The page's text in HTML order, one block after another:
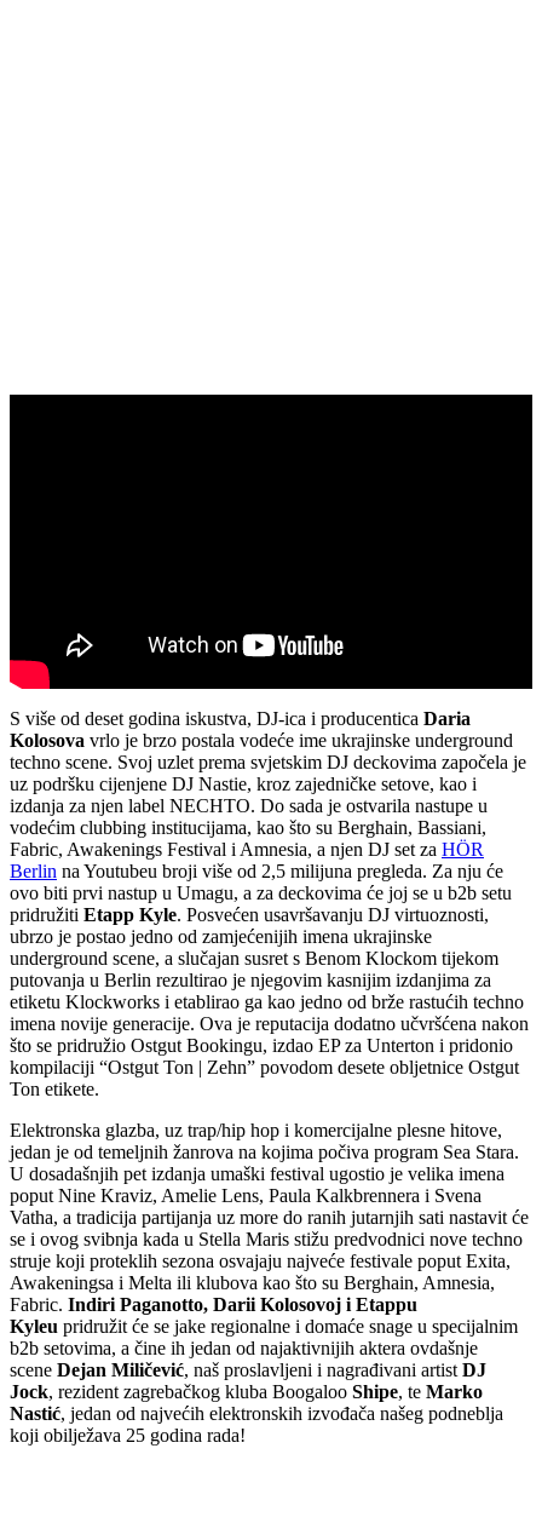
S više od deset godina iskustva, DJ-ica i producentica Daria
Kolosova vrlo je brzo postala vodeće ime ukrajinske underground
techno scene. Svoj uzlet prema svjetskim DJ deckovima započela je
uz podršku cijenjene DJ Nastie, kroz zajedničke setove, kao i
izdanja za njen label NECHTO. Do sada je ostvarila nastupe u
vodećim clubbing institucijama, kao što su Berghain, Bassiani,
Fabric, Awakenings Festival i Amnesia, a njen DJ set za HÖR
Berlin na Youtubeu broji više od 2,5 milijuna pregleda. Za nju će
ovo biti prvi nastup u Umagu, a za deckovima će joj se u b2b setu
pridružiti Etapp Kyle. Posvećen usavršavanju DJ virtuoznosti,
ubrzo je postao jedno od zamjećenijih imena ukrajinske
underground scene, a slučajan susret s Benom Klockom tijekom
putovanja u Berlin rezultirao je njegovim kasnijim izdanjima za
etiketu Klockworks i etablirao ga kao jedno od brže rastućih techno
imena novije generacije. Ova je reputacija dodatno učvršćena nakon
što se pridružio Ostgut Bookingu, izdao EP za Unterton i pridonio
kompilaciji “Ostgut Ton | Zehn” povodom desete obljetnice Ostgut
Ton etikete.
Elektronska glazba, uz trap/hip hop i komercijalne plesne hitove,
jedan je od temeljnih žanrova na kojima počiva program Sea Stara.
U dosadašnjih pet izdanja umaški festival ugostio je velika imena
poput Nine Kraviz, Amelie Lens, Paula Kalkbrennera i Svena
Vatha, a tradicija partijanja uz more do ranih jutarnjih sati nastavit će
se i ovog svibnja kada u Stella Maris stižu predvodnici nove techno
struje koji proteklih sezona osvajaju najveće festivale poput Exita,
Awakeningsa i Melta ili klubova kao što su Berghain, Amnesia,
Fabric. Indiri Paganotto, Darii Kolosovoj i Etappu
Kyleu pridružit će se jake regionalne i domaće snage u specijalnim
b2b setovima, a čine ih jedan od najaktivnijih aktera ovdašnje
scene Dejan Miličević, naš proslavljeni i nagrađivani artist DJ
Jock, rezident zagrebačkog kluba Boogaloo Shipe, te Marko
Nastić, jedan od najvećih elektronskih izvođača našeg podneblja
koji obilježava 25 godina rada!